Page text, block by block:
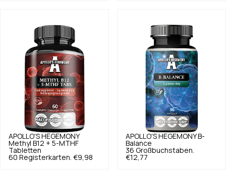
APOLLO'S HEGEMONY
Methyl B12 + 5-MTHF
Tabletten
60 Registerkarten. €9,98
APOLLO'S HEGEMONY B-
Balance
36 Großbuchstaben.
€12,77